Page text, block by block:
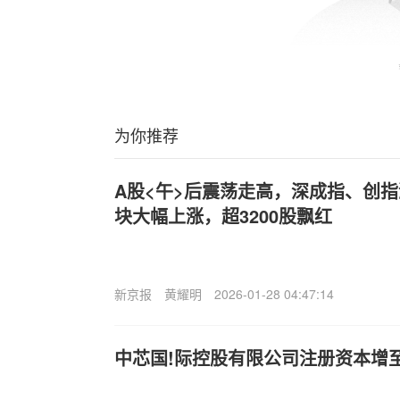
为你推荐
A股<午>后震荡走高，深成指、创
块大幅上涨，超3200股飘红
新京报 黄耀明 2026-01-28 04:47:14
中芯国!际控股有限公司注册资本增